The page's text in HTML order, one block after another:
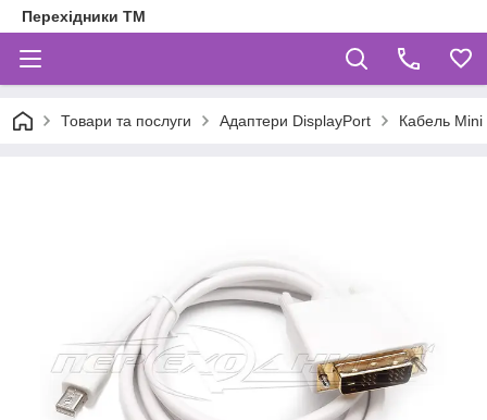
Перехідники ТМ
Товари та послуги Адаптери DisplayPort Кабель